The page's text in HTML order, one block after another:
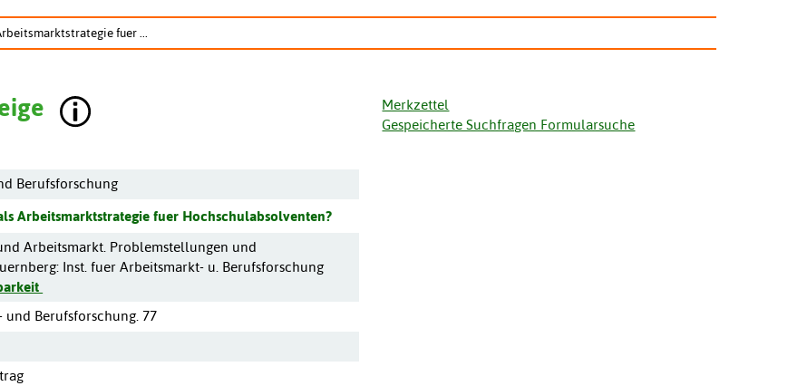
fuer ...
Merkzettel
Gespeicherte Suchfragen Formularsuche
Berufsforschung
Arbeitsmarktstrategie fuer Hochschulabsolventen?
Arbeitsmarkt. Problemstellungen und
: Inst. fuer Arbeitsmarkt- u. Berufsforschung
Berufsforschung. 77